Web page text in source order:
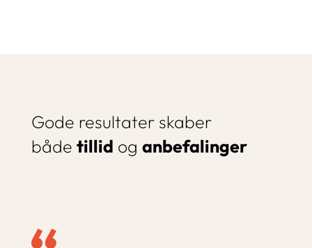
Gode resultater skaber
både tillid og anbefalinger